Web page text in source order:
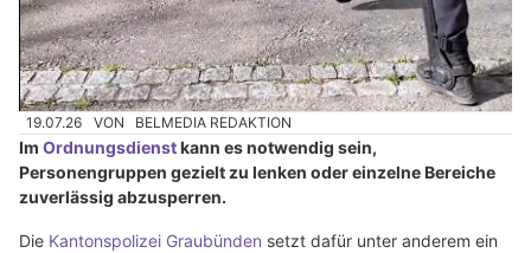
19.07.26 VON BELMEDIA REDAKTION
Im Ordnungsdienstkann es notwendig sein,
Personengruppen gezielt zu lenken oder einzelne Bereiche
zuverlässig abzusperren.
Die Kantonspolizei Graubünden setzt dafür unter anderem ein